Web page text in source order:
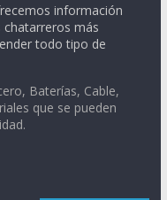
información
chatarreros más
todo tipo de
Baterías, Cable,
que se pueden